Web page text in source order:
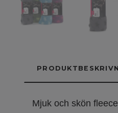
Mjuk och skön